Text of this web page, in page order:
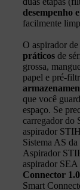
desempenho
facilmente
O aspirador
práticos de
grossa,
papel e pré-
que você
espaço. Se
carregador do
aspirador
Sistema AS
Aspirador
aspirador
Connector 1.0
Smart